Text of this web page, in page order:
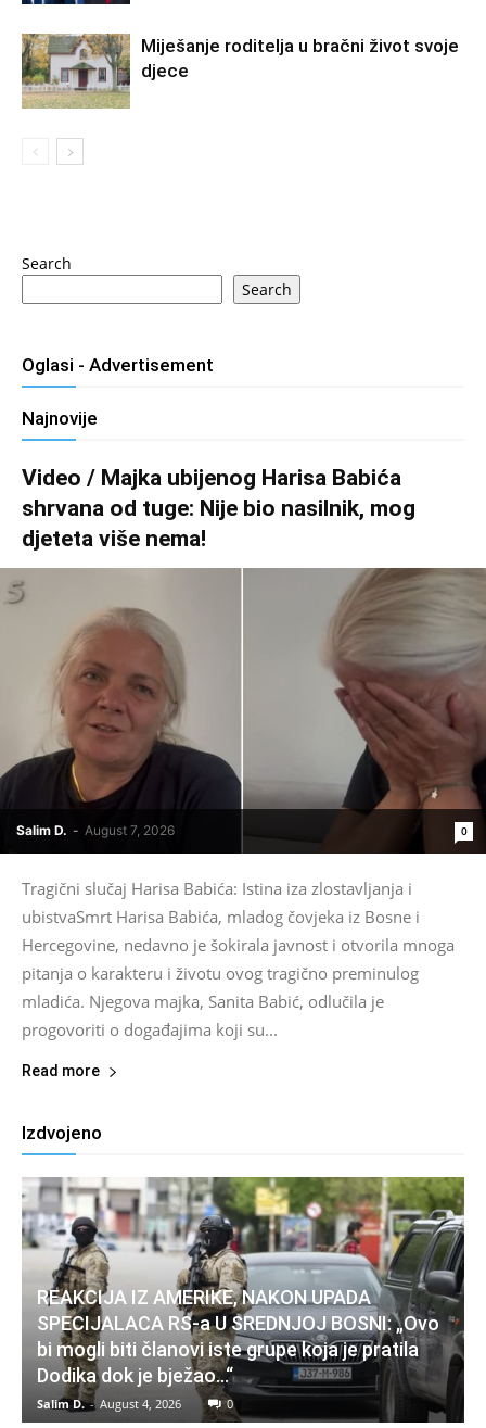
Miješanje roditelja u bračni život svoje
djece
Search
Search
Oglasi - Advertisement
Najnovije
Video / Majka ubijenog Harisa Babića
shrvana od tuge: Nije bio nasilnik, mog
djeteta više nema!
Salim D. - August 7, 2026 0
Tragični slučaj Harisa Babića: Istina iza zlostavljanja i
ubistvaSmrt Harisa Babića, mladog čovjeka iz Bosne i
Hercegovine, nedavno je šokirala javnost i otvorila mnoga
pitanja o karakteru i životu ovog tragično preminulog
mladića. Njegova majka, Sanita Babić, odlučila je
progovoriti o događajima koji su...
Read more
Izdvojeno
REAKCIJA IZ AMERIKE, NAKON UPADA
SPECIJALACA RS-a U SREDNJOJ BOSNI: „Ovo
bi mogli biti članovi iste grupe koja je pratila
Dodika dok je bježao…“
Salim D. - August 4, 2026 0